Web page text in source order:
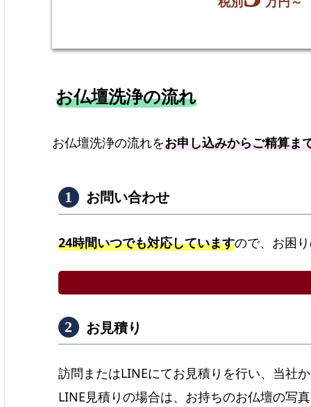
お仏壇洗浄の流れ
お仏壇洗浄の流れをお申し込みからご精算ま
お問い合わせ
24時間いつでも対応していますので、お困
お見積り
訪問またはLINEにてお見積りを行い、当社
LINE見積りの場合は、お持ちのお仏壇の写